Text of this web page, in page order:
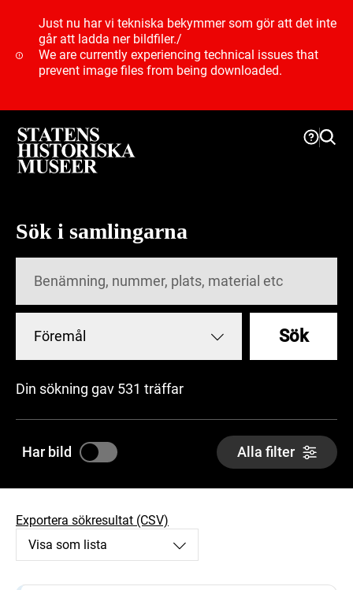
Just nu har vi tekniska bekymmer som gör att det inte
går att ladda ner bildfiler./
We are currently experiencing technical issues that
prevent image files from being downloaded.
Sök i samlingarna
Föremål Sök
Din sökning gav 531 träffar
Har bild Alla filter
Exportera sökresultat (CSV)
Visa som lista